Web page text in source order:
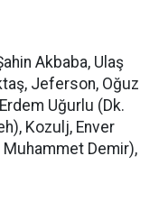
Akbaba, Ulaş
Jeferson, Oğuz
Uğurlu (Dk.
Kozulj, Enver
Muhammet Demir),